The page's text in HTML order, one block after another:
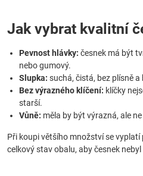
Jak vybrat kvalitní
Pevnost hlávky: česnek má být
nebo gumový.
Slupka: suchá, čistá, bez plísně
Bez výrazného klíčení: klíčky
starší.
Vůně: měla by být výrazná, ale
Při koupi většího množství se
celkový stav obalu, aby česnek